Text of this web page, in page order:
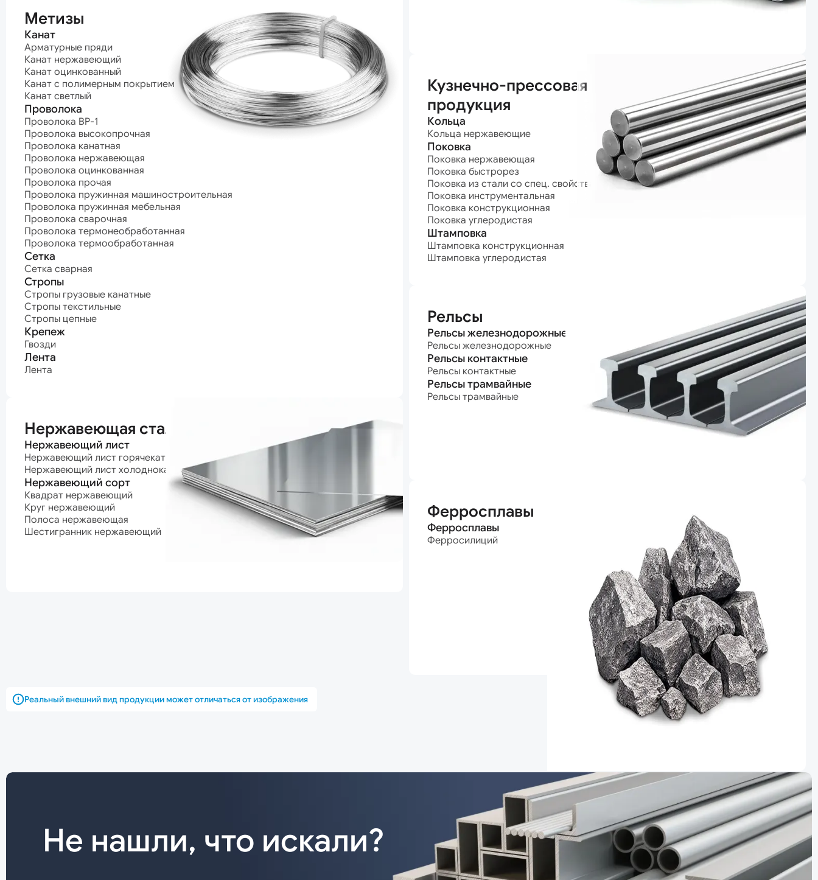
Метизы
Канат
Арматурные пряди
Канат нержавеющий
Канат оцинкованный
Канат с полимерным покрытием
Канат светлый
Проволока
Проволока ВР-1
Проволока высокопрочная
Проволока канатная
Проволока нержавеющая
Проволока оцинкованная
Проволока прочая
Проволока пружинная машиностроительная
Проволока пружинная мебельная
Проволока сварочная
Проволока термонеобработанная
Проволока термообработанная
Сетка
Сетка сварная
Стропы
Стропы грузовые канатные
Стропы текстильные
Стропы цепные
Крепеж
Гвозди
Лента
Лента
Нержавеющая сталь
Нержавеющий лист
Нержавеющий лист горячекатаный
Нержавеющий лист холоднокатаный
Нержавеющий сорт
Квадрат нержавеющий
Круг нержавеющий
Полоса нержавеющая
Шестигранник нержавеющий
Кузнечно-прессовая
продукция
Кольца
Кольца нержавеющие
Поковка
Поковка нержавеющая
Поковка быстрорез
Поковка из стали со спец. свойствами
Поковка инструментальная
Поковка конструкционная
Поковка углеродистая
Штамповка
Штамповка конструкционная
Штамповка углеродистая
Рельсы
Рельсы железнодорожные
Рельсы железнодорожные
Рельсы контактные
Рельсы контактные
Рельсы трамвайные
Рельсы трамвайные
Ферросплавы
Ферросплавы
Ферросилиций
Реальный внешний вид продукции может отличаться от изображения
Не нашли, что искали?